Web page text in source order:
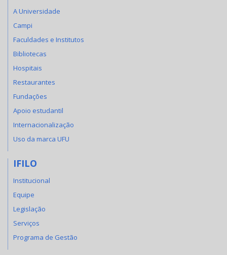
A Universidade
Campi
Faculdades e Institutos
Bibliotecas
Hospitais
Restaurantes
Fundações
Apoio estudantil
Internacionalização
Uso da marca UFU
IFILO
Institucional
Equipe
Legislação
Serviços
Programa de Gestão